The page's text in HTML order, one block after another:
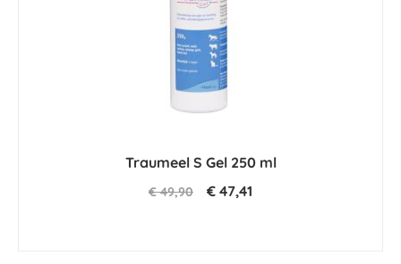
Traumeel S Gel 250 ml
€ 49,90 € 47,41